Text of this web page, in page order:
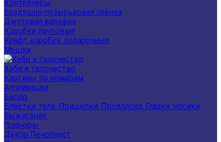
Контейнеры
Воздушно-пузырьковая плёнка
Джутовая веревка
Коробки почтовые
Крафт коробки, подарочные
Мешки
Хоби и творчество
Картины по номерам
Аппликации
Бисер
Блестки, гели, Прищепки, Проволока, Глазки, носики
Выжигание
Гравюры
Декор Пенопласт